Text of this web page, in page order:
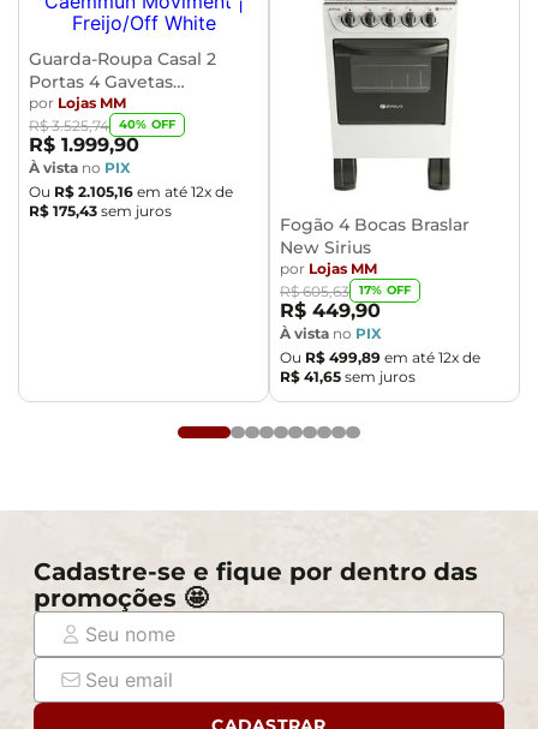
imagens e a calibração de cores da sua tela.
- Todos os nossos produtos são enviados devidamente
embalados e com total segurança
- Confira as dimensões do produto no momento da
compra e certifique-se de que passará normalmente
por elevadores, portas, escadas e/ou corredores,
evitando assim futuros desagrados ou imprevistos
com a entrega do produto.
Guarda-Roupa Casal 2
Portas 4 Gavetas
Caemmun Moviment
por Lojas MM
R$ 3.525,74 40% OFF
R$ 1.999,90
À vista no PIX
Ou R$ 2.105,16 em até 12x de
R$ 175,43 sem juros
Fogão 4 Bocas Braslar
New Sirius
por Lojas MM
R$ 605,63 17% OFF
R$ 449,90
À vista no PIX
Ou R$ 499,89 em até 12x de
R$ 41,65 sem juros
Cadastre-se e fique por dentro das
promoções 🤩